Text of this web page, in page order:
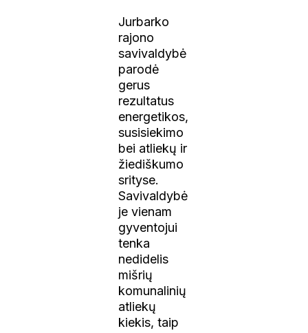
Jurbarko
rajono
savivaldybė
parodė
gerus
rezultatus
energetikos,
susisiekimo
bei atliekų ir
žiediškumo
srityse.
Savivaldybė
je vienam
gyventojui
tenka
nedidelis
mišrių
komunalinių
atliekų
kiekis, taip